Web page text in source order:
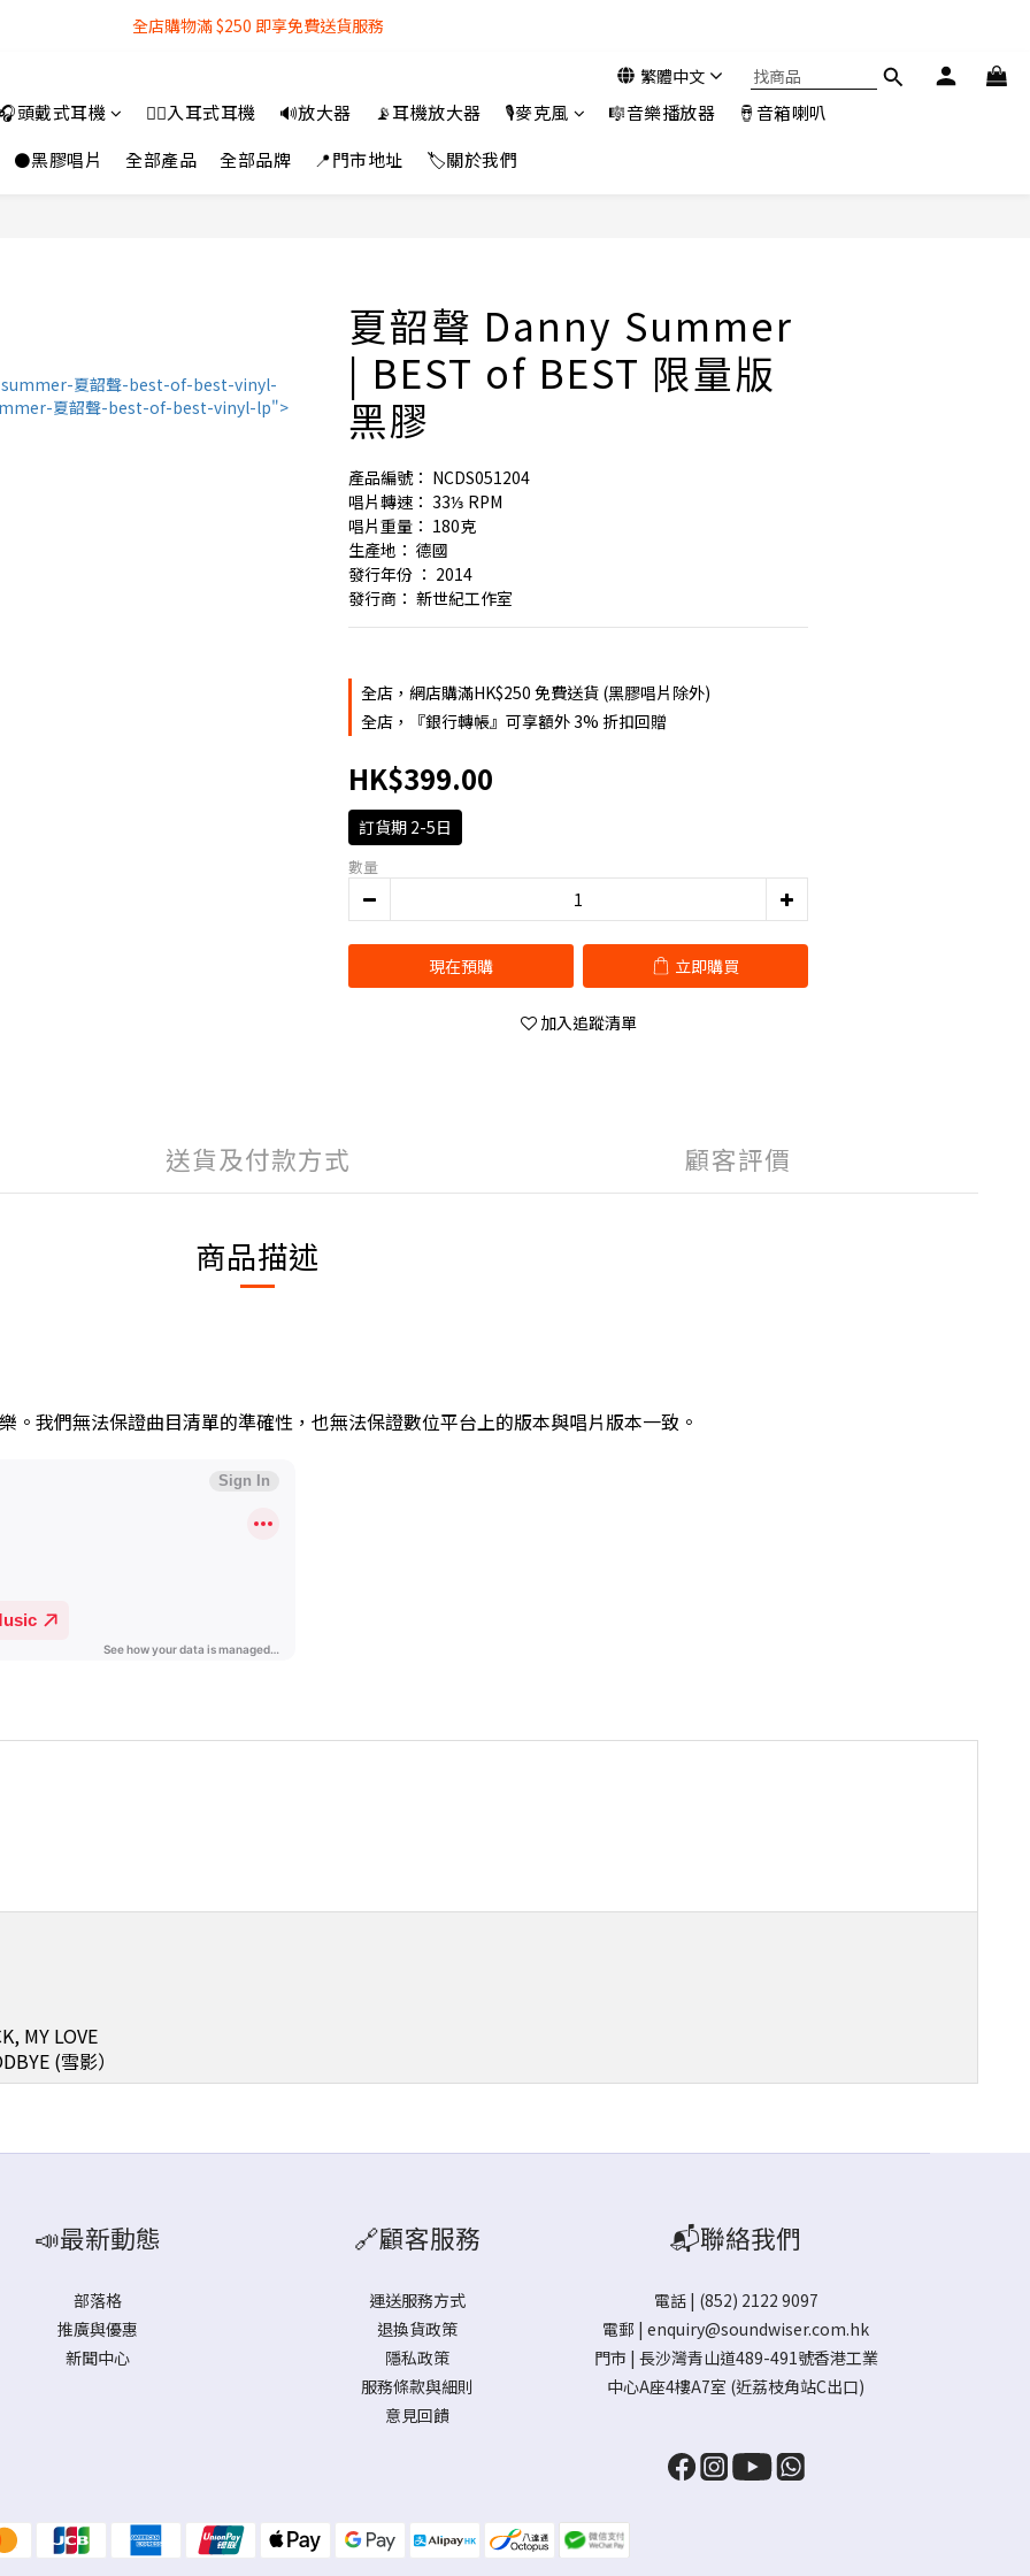
全店購物滿 $250 即享免費送貨服務
全店購物滿 $250 即享免費送貨服務
全店購物滿 $250 即享免費送貨服務
繁體中文
頭戴式耳機 👂🏻入耳式耳機 🔊放大器 📡耳機放大器 🎙️麥克風 🎼音樂播放器
🪘音箱喇叭
⚫黑膠唱片
全部產品 全部品牌 📍門市地址 🏷️關於我們
夏韶聲 Danny Summer
| BEST of BEST 限量版
黑膠
產品編號： NCDS051204
唱片轉速： 33⅓ RPM
唱片重量： 180克
生產地： 德國
發行年份 ： 2014
發行商： 新世紀工作室
全店，網店購滿HK$250 免費送貨 (黑膠唱片除外)
全店，『銀行轉帳』可享額外 3% 折扣回贈
HK$399.00
訂貨期 2-5日
數量
現在預購 立即購買
加入追蹤清單
送貨及付款方式 顧客評價
商品描述
我們無法保證曲目清單的準確性，也無法保證數位平台上的版本與唱片版本一致。
MY LOVE
(雪影）
📣最新動態
部落格
推廣與優惠
新聞中心
🔗顧客服務
運送服務方式
退換貨政策
隱私政策
服務條款與細則
意見回饋
📬聯絡我們
電話 | (852) 2122 9097
電郵 |enquiry@soundwiser.com.hk
門市 | 長沙灣青山道489-491號香港工業
中心A座4樓A7室 (近荔枝角站C出口)